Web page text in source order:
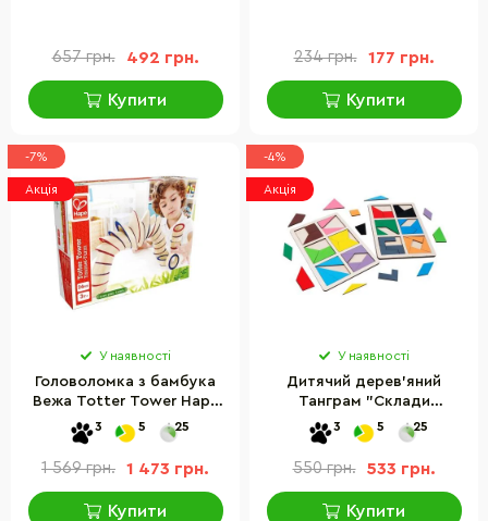
657 грн. 492 грн.
Купити
234 грн. 177 грн.
Купити
-7%
Акція
У наявності
Головоломка з бамбука
Вежа Totter Tower Hape
E5524, 24 деталі
3 5 25
1 569 грн. 1 473 грн.
Купити
-4%
Акція
У наявності
Дитячий дерев'яний
Танграм "Склади
квадрат" Komarovtoys А
391, 2 рівень складності
3 5 25
550 грн. 533 грн.
Купити